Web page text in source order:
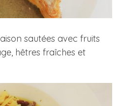
sautées avec fruits
hêtres fraîches et